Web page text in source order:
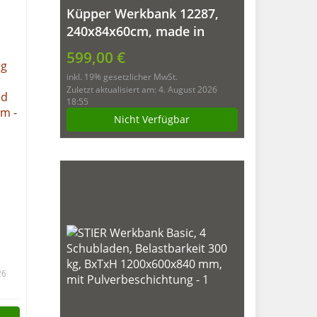
Küpper Werkbank 12287,
240x84x60cm, made in
Germany
599,00 €
inkl. 19% gesetzlicher MwSt.
Zuletzt aktualisiert am: 4. August 2026
18:55
Nicht Verfügbar